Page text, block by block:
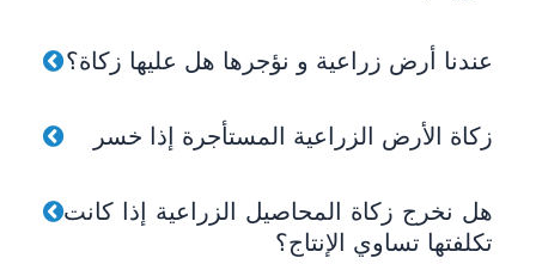
عندنا أرض زراعية و نؤجرها هل عليها زكاة؟
زكاة الأرض الزراعية المستأجرة إذا خسر
هل نخرج زكاة المحاصيل الزراعية إذا كانت
تكلفتها تساوي الإنتاج؟